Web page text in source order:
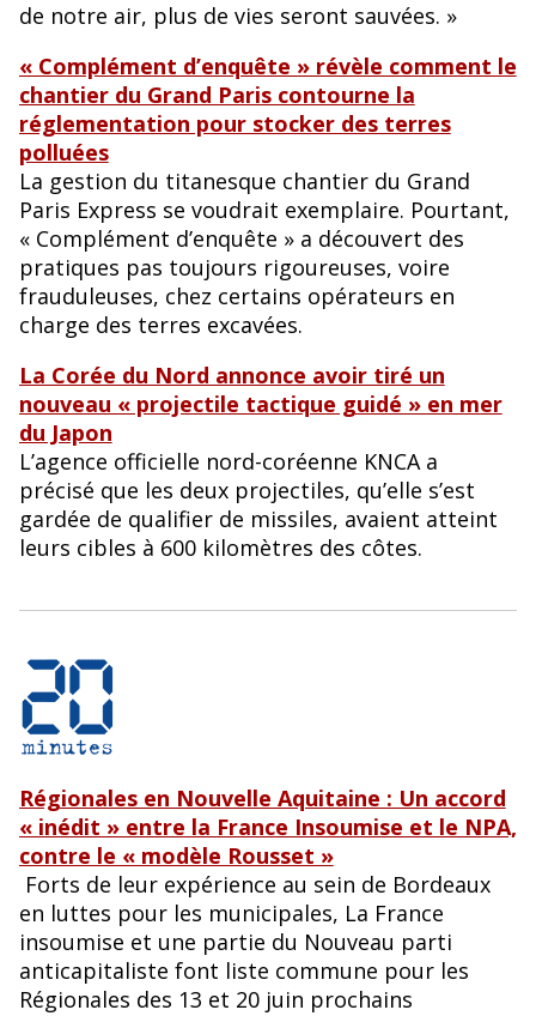
de notre air, plus de vies seront sauvées. »
« Complément d’enquête » révèle comment le
chantier du Grand Paris contourne la
réglementation pour stocker des terres
polluées
La gestion du titanesque chantier du Grand
Paris Express se voudrait exemplaire. Pourtant,
« Complément d’enquête » a découvert des
pratiques pas toujours rigoureuses, voire
frauduleuses, chez certains opérateurs en
charge des terres excavées.
La Corée du Nord annonce avoir tiré un
nouveau « projectile tactique guidé » en mer
du Japon
L’agence officielle nord-coréenne KNCA a
précisé que les deux projectiles, qu’elle s’est
gardée de qualifier de missiles, avaient atteint
leurs cibles à 600 kilomètres des côtes.
Régionales en Nouvelle Aquitaine : Un accord
« inédit » entre la France Insoumise et le NPA,
contre le « modèle Rousset »
Forts de leur expérience au sein de Bordeaux
en luttes pour les municipales, La France
insoumise et une partie du Nouveau parti
anticapitaliste font liste commune pour les
Régionales des 13 et 20 juin prochains